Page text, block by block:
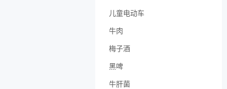
儿童电动车
牛肉
梅子酒
黑啤
牛肝菌